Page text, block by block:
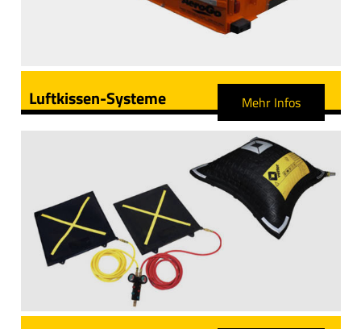
Mehr Infos
Luftkissen-Systeme